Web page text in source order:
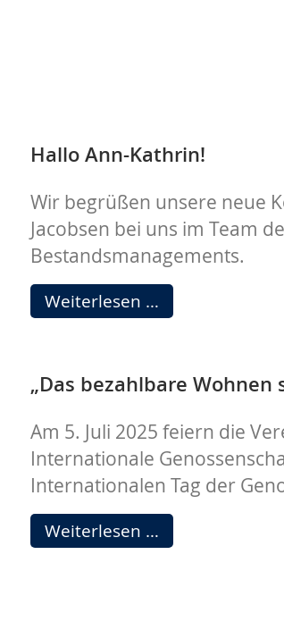
Hallo Ann-Kathrin!
Wir begrüßen unsere neue
Jacobsen bei uns im Team
Bestandsmanagements.
Weiterlesen … Hallo
Ann-
„Das bezahlbare Wohnen
Am 5. Juli 2025 feiern die
Internationale
Internationalen Tag der
Weiterlesen … „Das
bezahlbare